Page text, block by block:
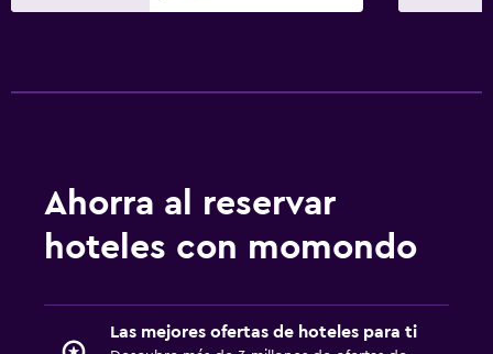
Ahorra al reservar
hoteles con momondo
Las mejores ofertas de hoteles para ti